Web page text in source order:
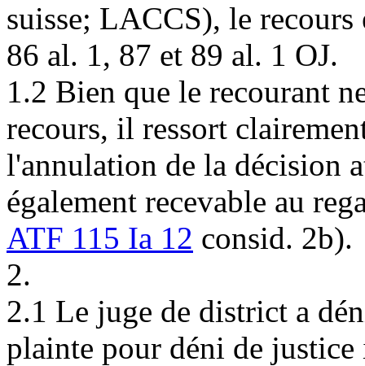
suisse; LACCS), le recours
86 al. 1, 87 et 89 al. 1 OJ.
1.2 Bien que le recourant
recours, il ressort
l'annulation de la décision
également recevable au
ATF 115 Ia 12 consid. 2b).
2.
2.1 Le juge de district a
plainte pour déni de